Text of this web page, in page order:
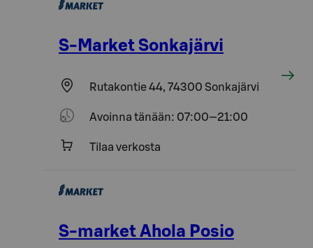
S-Market Sonkajärvi
Rutakontie 44, 74300 Sonkajärvi
Avoinna tänään: 07:00—21:00
Tilaa verkosta
S-market Ahola Posio